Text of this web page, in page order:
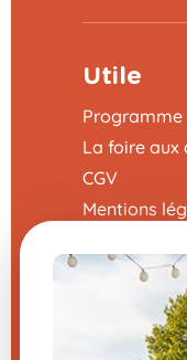
Utile
La foire aux
CGV
Mentions
Modifier
cookies